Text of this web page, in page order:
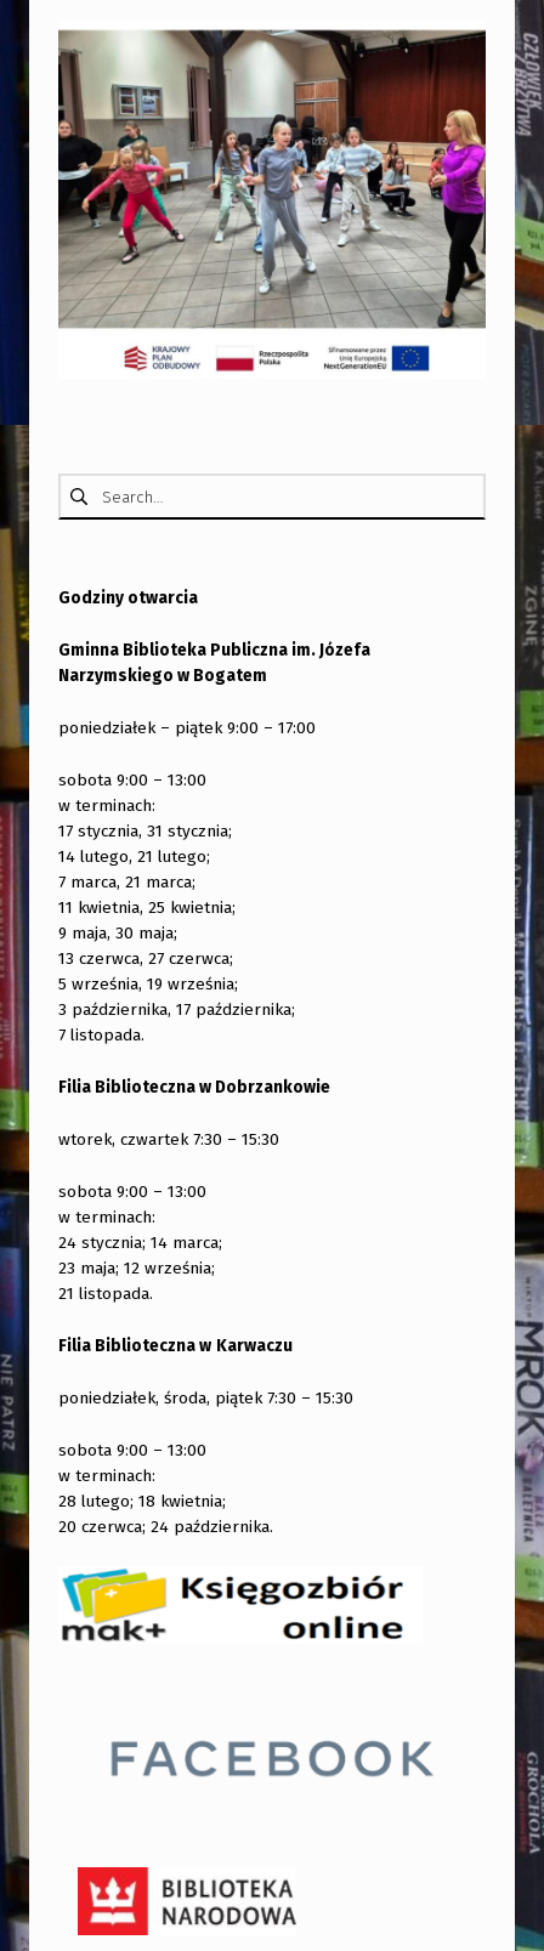
Szukaj:
Godziny otwarcia
Gminna Biblioteka Publiczna im. Józefa
Narzymskiego w Bogatem
poniedziałek – piątek 9:00 – 17:00
sobota 9:00 – 13:00
w terminach:
17 stycznia, 31 stycznia;
14 lutego, 21 lutego;
7 marca, 21 marca;
11 kwietnia, 25 kwietnia;
9 maja, 30 maja;
13 czerwca, 27 czerwca;
5 września, 19 września;
3 października, 17 października;
7 listopada.
Filia Biblioteczna w Dobrzankowie
wtorek, czwartek 7:30 – 15:30
sobota 9:00 – 13:00
w terminach:
24 stycznia; 14 marca;
23 maja; 12 września;
21 listopada.
Filia Biblioteczna w Karwaczu
poniedziałek, środa, piątek 7:30 – 15:30
sobota 9:00 – 13:00
w terminach:
28 lutego; 18 kwietnia;
20 czerwca; 24 października.